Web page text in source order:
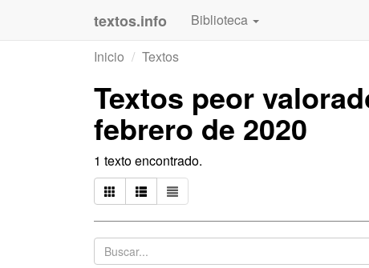
textos.info Biblioteca
Inicio
Textos
Textos peor
febrero de 2020
1 texto encontrado.